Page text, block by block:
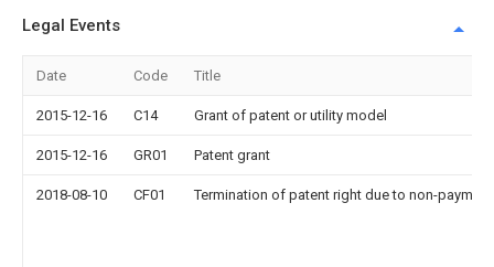
Legal Events
Date Code Title
2015-12-16 C14 Grant of patent or utility model
2015-12-16 GR01 Patent grant
2018-08-10 CF01 Termination of patent right due to non-